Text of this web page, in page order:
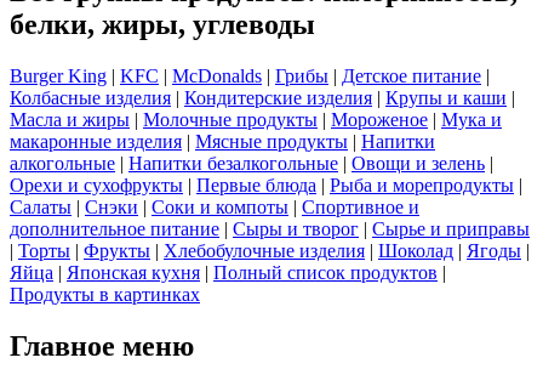
белки, жиры, углеводы
Burger King | KFC | McDonalds | Грибы | Детское питание |
Колбасные изделия | Кондитерские изделия | Крупы и каши |
Масла и жиры | Молочные продукты | Мороженое | Мука и
макаронные изделия | Мясные продукты | Напитки
алкогольные | Напитки безалкогольные | Овощи и зелень |
Орехи и сухофрукты | Первые блюда | Рыба и морепродукты |
Салаты | Снэки | Соки и компоты | Спортивное и
дополнительное питание | Сыры и творог | Сырье и приправы
| Торты | Фрукты | Хлебобулочные изделия | Шоколад | Ягоды |
Яйца | Японская кухня | Полный список продуктов |
Продукты в картинках
Главное меню